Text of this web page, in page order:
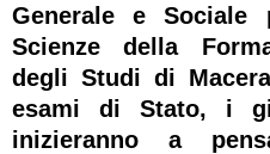
Generale e
Scienze della
degli Studi di
esami di Stato, i
inizieranno a